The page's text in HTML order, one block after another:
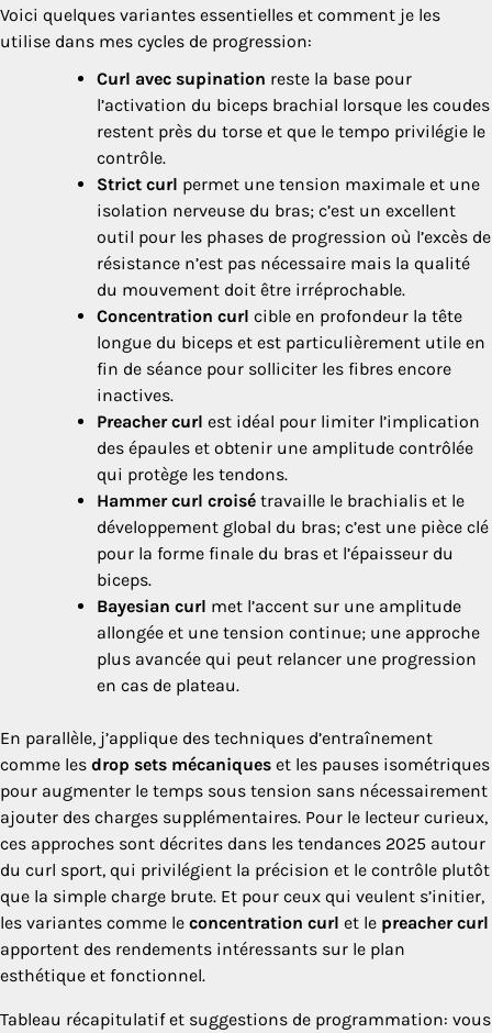
Voici quelques variantes essentielles et comment je les
utilise dans mes cycles de progression:
Curl avec supination reste la base pour
l’activation du biceps brachial lorsque les coudes
restent près du torse et que le tempo privilégie le
contrôle.
Strict curl permet une tension maximale et une
isolation nerveuse du bras; c’est un excellent
outil pour les phases de progression où l’excès de
résistance n’est pas nécessaire mais la qualité
du mouvement doit être irréprochable.
Concentration curl cible en profondeur la tête
longue du biceps et est particulièrement utile en
fin de séance pour solliciter les fibres encore
inactives.
Preacher curl est idéal pour limiter l’implication
des épaules et obtenir une amplitude contrôlée
qui protège les tendons.
Hammer curl croisé travaille le brachialis et le
développement global du bras; c’est une pièce clé
pour la forme finale du bras et l’épaisseur du
biceps.
Bayesian curl met l’accent sur une amplitude
allongée et une tension continue; une approche
plus avancée qui peut relancer une progression
en cas de plateau.
En parallèle, j’applique des techniques d’entraînement
comme les drop sets mécaniques et les pauses isométriques
pour augmenter le temps sous tension sans nécessairement
ajouter des charges supplémentaires. Pour le lecteur curieux,
ces approches sont décrites dans les tendances 2025 autour
du curl sport, qui privilégient la précision et le contrôle plutôt
que la simple charge brute. Et pour ceux qui veulent s’initier,
les variantes comme le concentration curl et le preacher curl
apportent des rendements intéressants sur le plan
esthétique et fonctionnel.
Tableau récapitulatif et suggestions de programmation: vous